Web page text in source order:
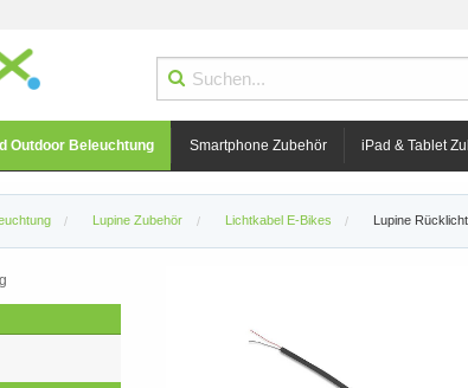
Outdoor Beleuchtung Smartphone Zubehör iPad & Tablet
Lupine Zubehör Lichtkabel E-Bikes Lupine